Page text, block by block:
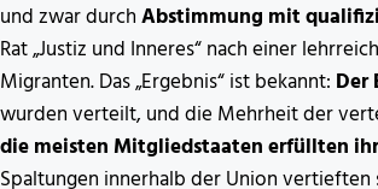
und zwar durchAbstimmung mit
Rat „Justiz und Inneres“ nach einer
Migranten. Das „Ergebnis“ ist bekannt: Der
wurden verteilt, und die Mehrheit der
die meisten Mitgliedstaaten erfüllten
Spaltungen innerhalb der Union vertieften